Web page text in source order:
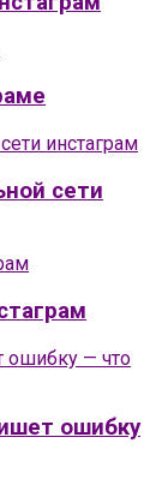
сети
ошибку